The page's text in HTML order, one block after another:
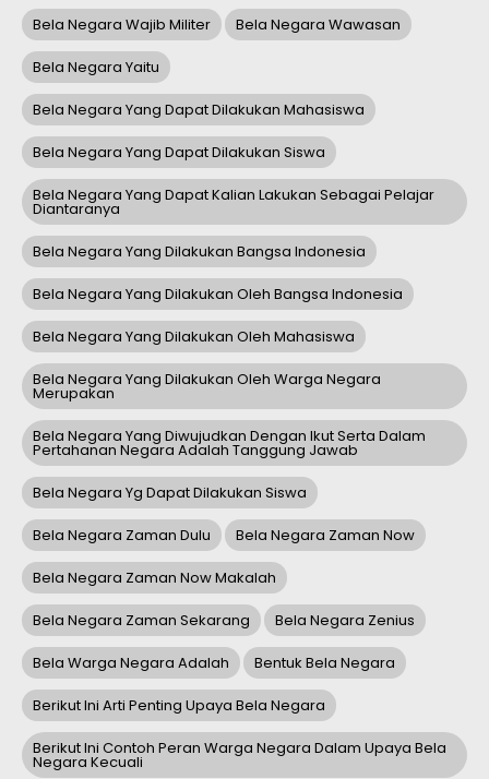
Bela Negara Wajib Militer Bela Negara Wawasan
Bela Negara Yaitu
Bela Negara Yang Dapat Dilakukan Mahasiswa
Bela Negara Yang Dapat Dilakukan Siswa
Bela Negara Yang Dapat Kalian Lakukan Sebagai Pelajar
Diantaranya
Bela Negara Yang Dilakukan Bangsa Indonesia
Bela Negara Yang Dilakukan Oleh Bangsa Indonesia
Bela Negara Yang Dilakukan Oleh Mahasiswa
Bela Negara Yang Dilakukan Oleh Warga Negara
Merupakan
Bela Negara Yang Diwujudkan Dengan Ikut Serta Dalam
Pertahanan Negara Adalah Tanggung Jawab
Bela Negara Yg Dapat Dilakukan Siswa
Bela Negara Zaman Dulu Bela Negara Zaman Now
Bela Negara Zaman Now Makalah
Bela Negara Zaman Sekarang Bela Negara Zenius
Bela Warga Negara Adalah Bentuk Bela Negara
Berikut Ini Arti Penting Upaya Bela Negara
Berikut Ini Contoh Peran Warga Negara Dalam Upaya Bela
Negara Kecuali